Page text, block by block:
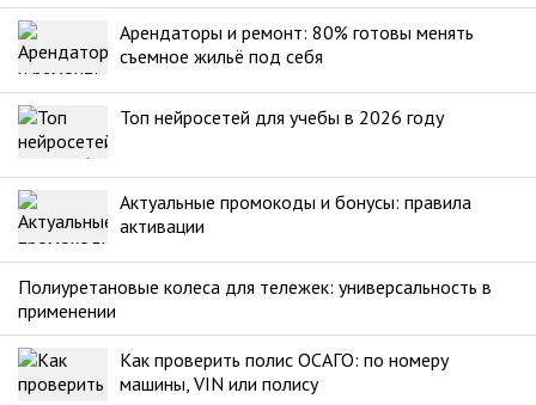
Арендаторы и ремонт: 80% готовы менять
съемное жильё под себя
Топ нейросетей для учебы в 2026 году
Актуальные промокоды и бонусы: правила
активации
Полиуретановые колеса для тележек: универсальность в
применении
Как проверить полис ОСАГО: по номеру
машины, VIN или полису